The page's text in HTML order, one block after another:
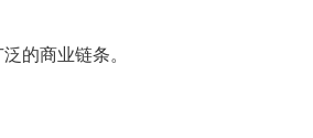
的商业链条。